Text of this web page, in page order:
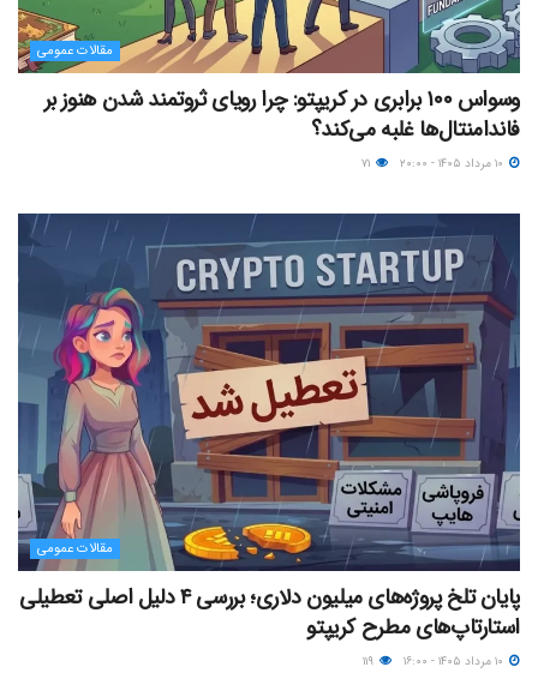
مقالات عمومی
وسواس ۱۰۰ برابری در کریپتو: چرا رویای ثروتمند شدن هنوز بر
فاندامنتال‌ها غلبه می‌کند؟
مقالات عمومی
پایان تلخ پروژه‌های میلیون دلاری؛ بررسی ۴ دلیل اصلی تعطیلی
استارتاپ‌های مطرح کریپتو